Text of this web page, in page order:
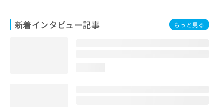
新着インタビュー記事 もっと見る